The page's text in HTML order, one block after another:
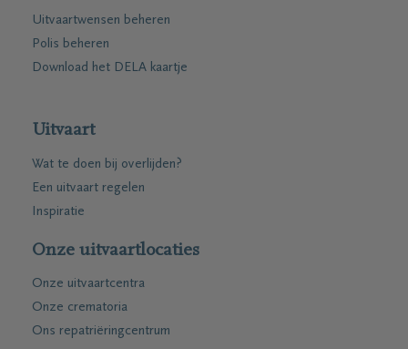
Uitvaartwensen beheren
Polis beheren
Download het DELA kaartje
Uitvaart
Wat te doen bij overlijden?
Een uitvaart regelen
Inspiratie
Onze uitvaartlocaties
Onze uitvaartcentra
Onze crematoria
Ons repatriëringcentrum